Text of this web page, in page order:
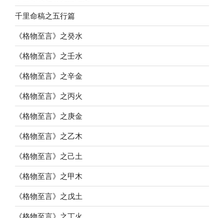
千里命稿之五行篇
《格物至言》之癸水
《格物至言》之壬水
《格物至言》之辛金
《格物至言》之丙火
《格物至言》之庚金
《格物至言》之乙木
《格物至言》之己土
《格物至言》之甲木
《格物至言》之戊土
《格物至言》之丁火